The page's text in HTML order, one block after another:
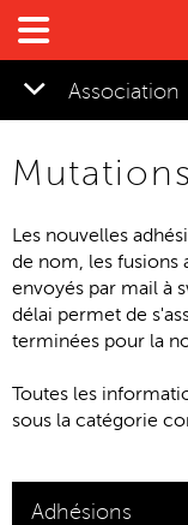

Association
Les nouvelles
de nom, les fusions
envoyés par mail à
délai permet de
terminées pour la
Toutes les
sous la catégorie
Adhésions